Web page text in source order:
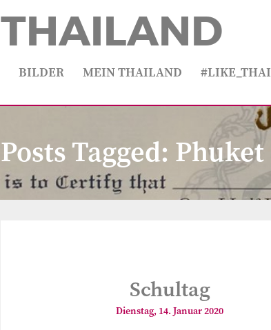
THAILAND
BILDER MEIN THAILAND
Posts Tagged: Phuket
Schultag
Dienstag, 14. Januar 2020